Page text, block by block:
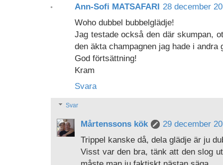
Ann-Sofi MATSAFARI 28 december
Woho dubbel bubbelglädje!
Jag testade också den där skumpan,
den äkta champagnen jag hade i andra
God förtsättning!
Kram
Svara
Svar
Mårtenssons kök
29 december
Trippel kanske då, dela glädje är ju
Visst var den bra, tänk att den slog